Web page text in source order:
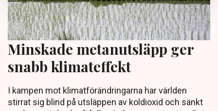
Minskade metanutsläpp ger
snabb klimateffekt
I kampen mot klimatförändringarna har världen
stirrat sig blind på utsläppen av koldioxid och sänkt